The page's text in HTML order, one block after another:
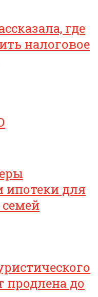
где
налоговое
ипотеки для
продлена до